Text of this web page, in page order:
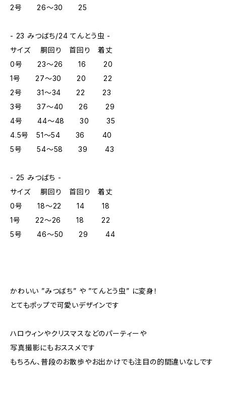
2号 26～30 25
- 23 みつばち/24 てんとう虫 -
サイズ 胴回り 首回り 着丈
0号 23～26 16 20
1号 27～30 20 22
2号 31～34 22 23
3号 37～40 26 29
4号 44～48 30 35
4.5号 51～54 36 40
5号 54～58 39 43
- 25 みつばち -
サイズ 胴回り 首回り 着丈
0号 18～22 14 18
1号 22～26 18 22
5号 46～50 29 44
かわいい ”みつばち” や ”てんとう虫” に変身！
とてもポップで可愛いデザインです
ハロウィンやクリスマスなどのパーティーや
写真撮影にもおススメです
もちろん、普段のお散歩やお出かけでも注目の的間違いなしです